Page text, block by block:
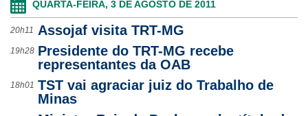
QUARTA-FEIRA, 3 DE AGOSTO DE 2011
20h11 Assojaf visita TRT-MG
19h28 Presidente do TRT-MG recebe
representantes da OAB
18h01 TST vai agraciar juiz do Trabalho de
Minas